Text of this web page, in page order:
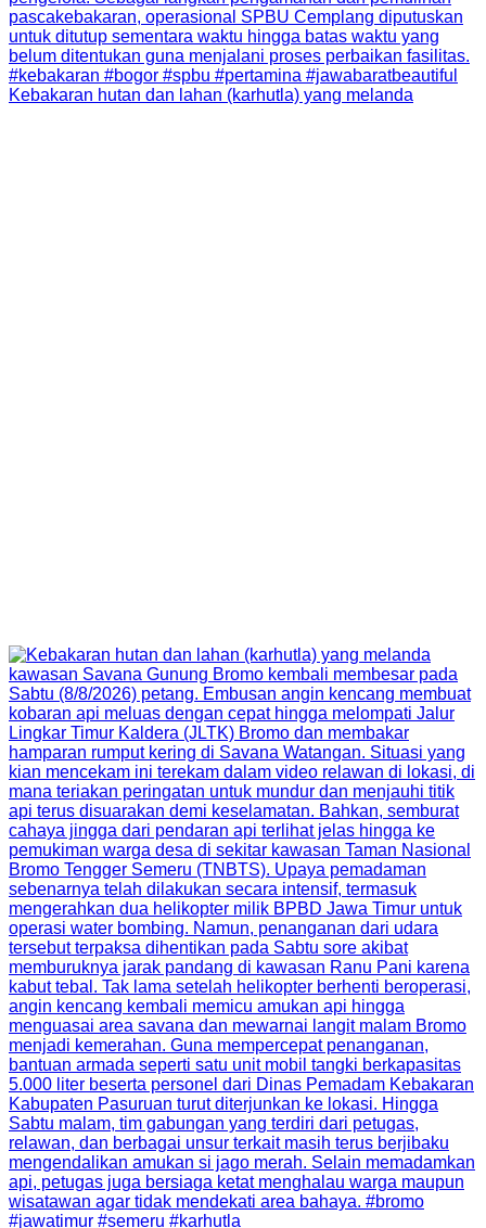
Kebakaran hutan dan lahan (karhutla) yang melanda